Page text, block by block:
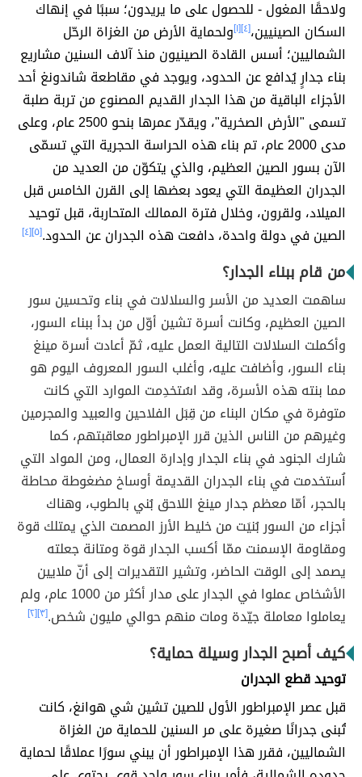
ولاحقًا المغول - للحصول على ما يريدون؛ سببًا في إنهاك
السكان الصينيين،[٤] [١] ولحماية الأرض من الغزاة الرحّل
الشماليين؛ أسس القادة الصينيون منذ آلاف السنين مشاريع
بناء جدارٍ يُدافع عن الحدود، ويوجد في مقاطعة شاندونغ أحد
الأجزاء الباقية من هذا الجدار القديم المصنوع من تربة صلبة
تسمى "الأرض الصخرية"، ويقدّر عمرها بنحو 2500 عام، وعلى
مدى 2000 عام، تم بناء هذه الحراسة الحجرية التي تسمّى
الآن بسور الصين العظيم، والذي يتكوّن من العديد من
الجدران العظيمة التي يعود بعضها إلى القرن الخامس قبل
الميلاد، ولقرون، وخلال فترة الممالك المتحاربة، قبل توحيد
الصين في دولة واحدة، دافعت هذه الجدران عن الحدود.[٥] [٤]
من قام ببناء الجدار؟
ساهمت العديد من الأسر والسلالات في بناء وتحسين سور
الصين العظيم، وكانت أسرة تشين أوّل من بدأ ببناء السور،
وأكملت السلالات التالية العمل عليه، ثمّ أعادت أسرة مينغ
بناء السور، وأضافت عليه، وأغلب السور المعروف اليوم هو
مما بنته هذه الأسرة، وقد اسُتخدِمت الموارد التي كانت
متوفرة في مكان البناء من قِبَل الفلاحين والعبيد والمجرمين
وغيرهم من الناس الذين قرر الإمبراطور معاقبتهم، كما
شارك الجنود في بناء الجدار وإدارة العمال، ومن المواد التي
اُستخدمت في بناء الجدران القديمة أوساخ مضغوطة محاطة
بالحجر، أمّا معظم جدار مينغ اللاحق بُني بالطوب، وهناك
أجزاء من السور بُنيَت من خليط الأرز المصمت الذي يمتلك قوة
ومقاومة الإسمنت ممّا أكسب الجدار قوة ومتانة جعلته
يصمد إلى الوقت الحاضر، وتشير التقديرات إلى أنّ ملايين
الأشخاص عملوا في الجدار على مدار أكثر من 1000 عام، ولم
يعاملوا معاملة جيّدة ومات منهم حوالي مليون شخص.[٣] [٢]
كيف أصبح الجدار وسيلة حماية؟
توحيد قطع الجدران
قبل عصر الإمبراطور الأول للصين تشين شي هوانغ، كانت
تُبنى جدرانًا صغيرة على مر السنين للحماية من الغزاة
الشماليين، فقرر هذا الإمبراطور أن يبني سورًا عملاقًا لحماية